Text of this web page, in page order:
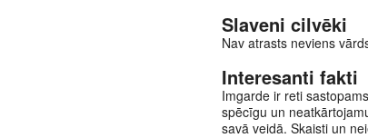
Slaveni cilvēki
Nav atrasts neviens
Interesanti fakti
Imgarde ir reti
spēcīgu un
savā veidā. Skaisti un